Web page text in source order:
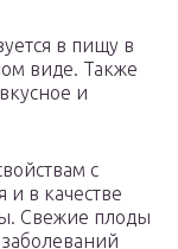
в пищу в
виде. Также
и
с
в качестве
Свежие плоды